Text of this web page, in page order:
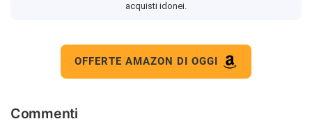
acquisti idonei.
OFFERTE AMAZON DI OGGI
Commenti